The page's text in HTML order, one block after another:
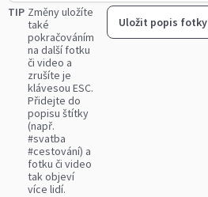
TIP Změny uložíte
také
pokračováním
na další fotku
či video a
zrušíte je
klávesou ESC.
Přidejte do
popisu štítky
(např.
#svatba
#cestování) a
fotku či video
tak objeví
více lidí.
Uložit popis fotky